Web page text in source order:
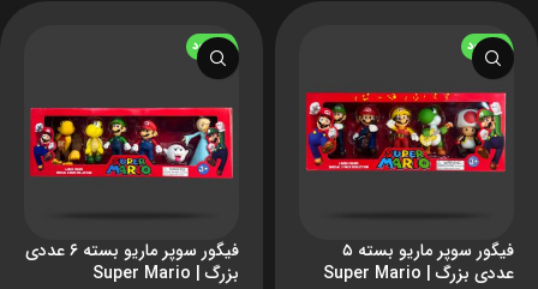
ناموجود
فیگور سوپر ماریو بسته ۵
عددی بزرگ | Super Mario
ناموجود
فیگور سوپر ماریو بسته ۶ عددی
بزرگ | Super Mario